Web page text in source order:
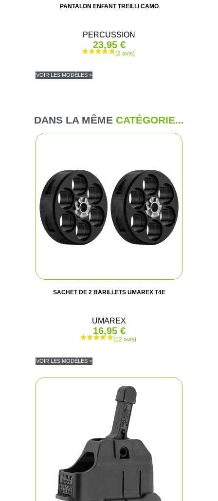
PANTALON ENFANT TREILLI CAMO
PERCUSSION
23,95 €
VOIR LES MODÈLES >
DANS LA MÊME CATÉGORIE...
SACHET DE 2 BARILLETS UMAREX T4E
UMAREX
16,95 €
VOIR LES MODÈLES >